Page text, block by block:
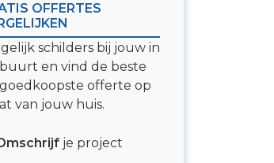
OFFERTES
schilders bij jouw in
en vind de beste
offerte op
van jouw huis.
je project